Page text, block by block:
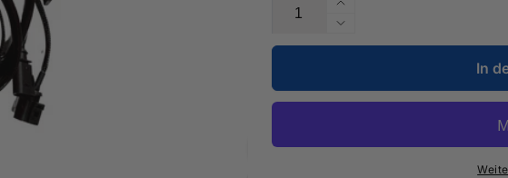
Erhöhe
die
Menge
OPF
&amp;
Simulatorbox
Verringere
die
für
OPF
Lambda
In